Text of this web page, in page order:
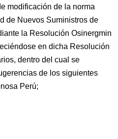
modificación de la norma
de Nuevos Suministros de
la Resolución Osinergmin
en dicha Resolución
dentro del cual se
de los siguientes
Perú;